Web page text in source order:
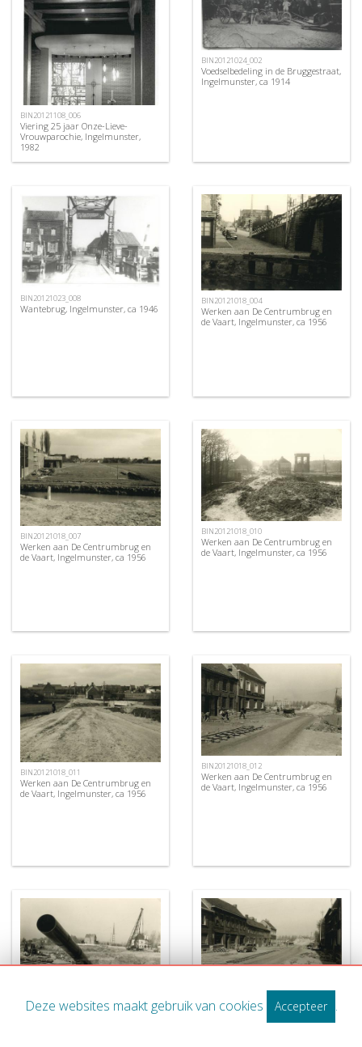
BIN20121108_006
Viering 25 jaar Onze-Lieve-
Vrouwparochie, Ingelmunster,
1982
BIN20121024_002
Voedselbedeling in de Bruggestraat,
Ingelmunster, ca 1914
BIN20121023_008
Wantebrug, Ingelmunster, ca 1946
BIN20121018_004
Werken aan De Centrumbrug en
de Vaart, Ingelmunster, ca 1956
BIN20121018_007
Werken aan De Centrumbrug en
de Vaart, Ingelmunster, ca 1956
BIN20121018_010
Werken aan De Centrumbrug en
de Vaart, Ingelmunster, ca 1956
BIN20121018_011
Werken aan De Centrumbrug en
de Vaart, Ingelmunster, ca 1956
BIN20121018_012
Werken aan De Centrumbrug en
de Vaart, Ingelmunster, ca 1956
BIN20121019_002
Werken aan De Centrumbrug en
BIN20121019_004
Werken aan De Centrumbrug en
de Vaart, Ingelmunster, ca 1956
Deze websites maakt gebruik van cookies Accepteer .